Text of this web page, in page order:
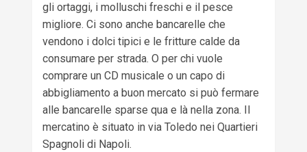
gli ortaggi, i molluschi freschi e il pesce
migliore. Ci sono anche bancarelle che
vendono i dolci tipici e le fritture calde da
consumare per strada. O per chi vuole
comprare un CD musicale o un capo di
abbigliamento a buon mercato si può fermare
alle bancarelle sparse qua e là nella zona. Il
mercatino è situato in via Toledo nei Quartieri
Spagnoli di Napoli.